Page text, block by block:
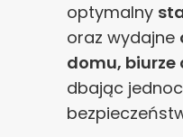
optymalny
oraz wydajne
domu, biurze
dbając